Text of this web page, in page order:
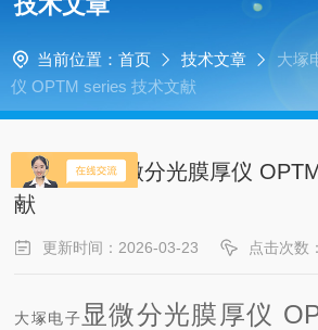
当前位置： 首页 技术文章
大塚
仪 OPTM series 技术文献
大塚电子显微分光膜厚仪
献
更新时间：2026-03-23 点击次数
大塚电子 显微分光膜厚仪